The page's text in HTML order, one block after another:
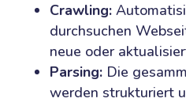
Crawling:
durchsuchen
neue oder
Parsing:Die
werden strukturiert